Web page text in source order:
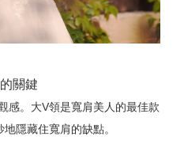
關鍵
感。大V領是寬肩美人的最佳款
隱藏住寬肩的缺點。